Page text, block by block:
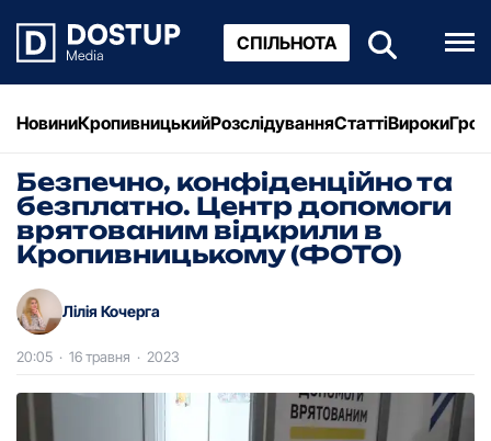
СПІЛЬНОТА
НовиниКропивницькийРозслідуванняСтаттіВироки
Безпечно, конфіденційно та
безплатно. Центр допомоги
врятованим відкрили в
Кропивницькому (ФОТО)
Лілія Кочерга
20:05 · 16 травня · 2023